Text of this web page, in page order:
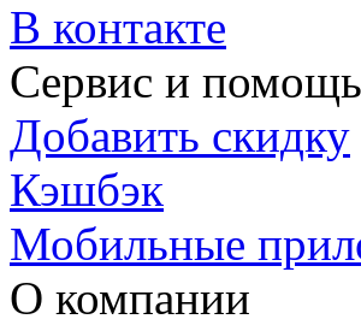
В контакте
Сервис и помощь
Добавить скидку
Кэшбэк
Мобильные
О компании